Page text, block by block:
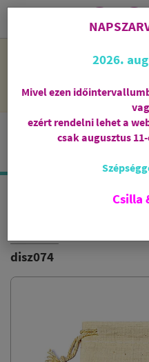
NAPSZARVAS SZÜNET:
i
disz074
2026.
Mivel ezen
ezért rendelni lehet a
csak augusztus
Csilla